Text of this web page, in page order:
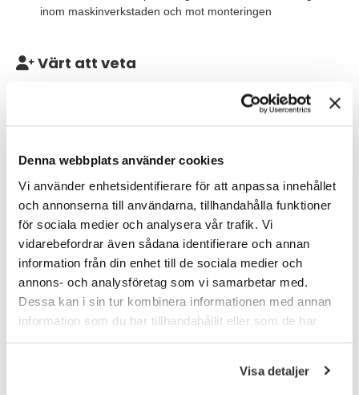
Denna webbplats använder cookies
Vi använder enhetsidentifierare för att anpassa innehållet
och annonserna till användarna, tillhandahålla funktioner
för sociala medier och analysera vår trafik. Vi
vidarebefordrar även sådana identifierare och annan
information från din enhet till de sociala medier och
annons- och analysföretag som vi samarbetar med.
Dessa kan i sin tur kombinera informationen med annan
information som du har tillhandahållit eller som de har
Visa detaljer
inom maskinverkstaden och mot monteringen
Värt att veta
Utbilda medarbetare vid behov i bearbetningskunskap
Arbeta för minskade kvalitetsbristkostnader
Våra förväntningar
Du har goda kunskaper och erfarenhet av beredningsarbete och
erfarenhet från arbete i bearbetningsmaskiner. Du har även
goda kunskaper inom mätteknik samt kunskaper inom AutoCad.
Vidare har du goda kunskaper i svenska och engelska, både i